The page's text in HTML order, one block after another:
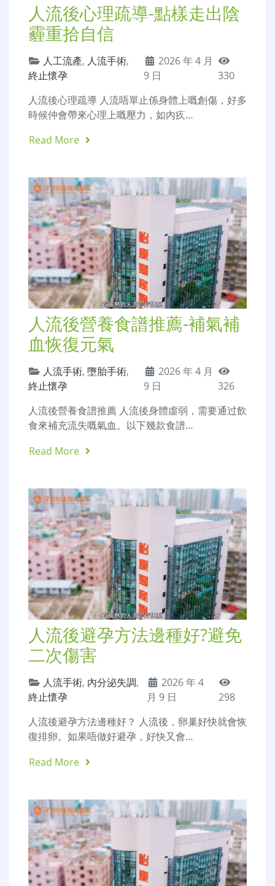
人流後心理疏導-點樣走出陰
霾重拾自信
人工流產, 人流手術,
終止懷孕
2026 年 4 月
9 日
330
人流後心理疏導 人流唔單止係身體上嘅創傷，好多
時候仲會帶來心理上嘅壓力，如內疚…
Read More
人流後營養食譜推薦-補氣補
血恢復元氣
人流手術, 墮胎手術,
終止懷孕
2026 年 4 月
9 日
326
人流後營養食譜推薦 人流後身體虛弱，需要通过飲
食來補充流失嘅氣血。以下幾款食譜…
Read More
人流後避孕方法邊種好?避免
二次傷害
人流手術, 內分泌失調,
終止懷孕
2026 年 4
月 9 日
298
人流後避孕方法邊種好？ 人流後，卵巢好快就會恢
復排卵。如果唔做好避孕，好快又會…
Read More